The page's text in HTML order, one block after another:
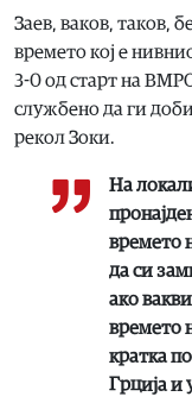
Заев, ваков, таков,
времето кој е
3-0 од старт на
службено да ги
рекол Зоки.
На
времето
да си
ако
времето
кратка
Грција и